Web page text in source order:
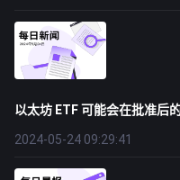
以太坊 ETF 可能会在批准后
2024-05-24 09:29:41